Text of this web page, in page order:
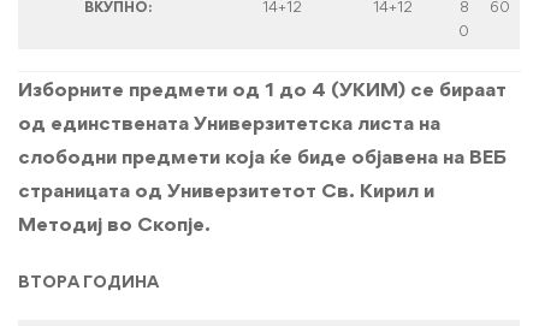
ВКУПНО: 14+12 14+12
8
0
60
Изборните предмети од 1 до 4 (УКИМ) се бираат
од единствената Универзитетска листа на
слободни предмети која ќе биде објавена на ВЕБ
страницата од Универзитетот Св. Кирил и
Методиј во Скопје.
ВТОРА ГОДИНА